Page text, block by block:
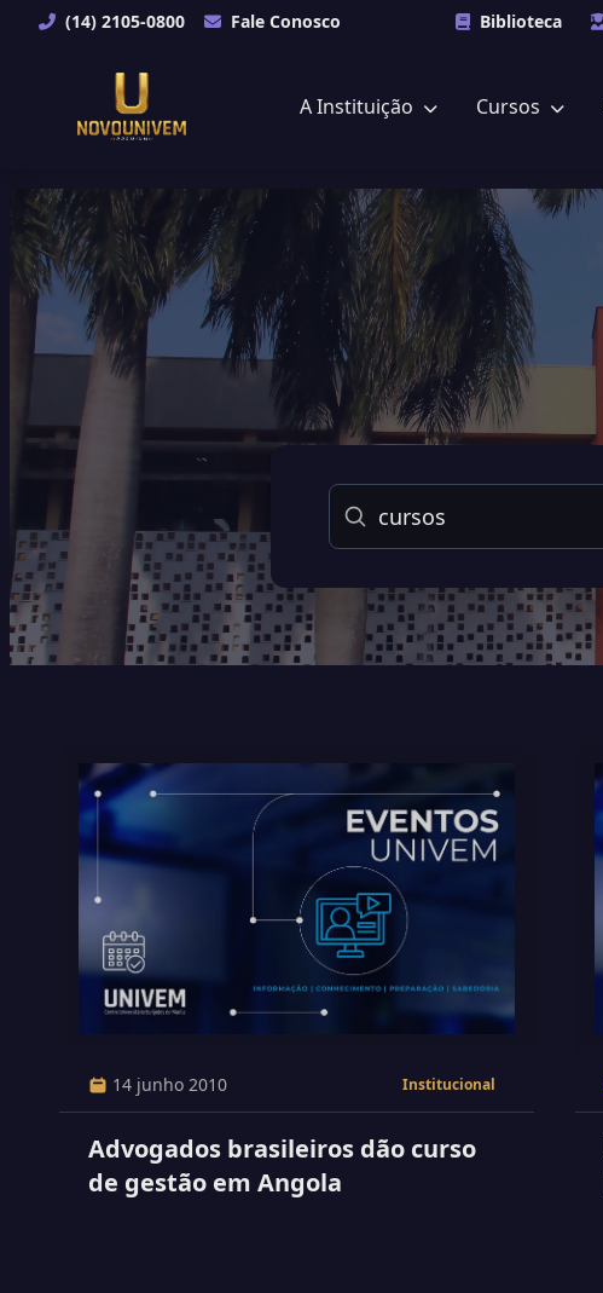
(14) 2105-0800 Fale Conosco Biblioteca
A Instituição Cursos
Buscar
14 junho 2010 Institucional
Advogados brasileiros dão curso
de gestão em Angola